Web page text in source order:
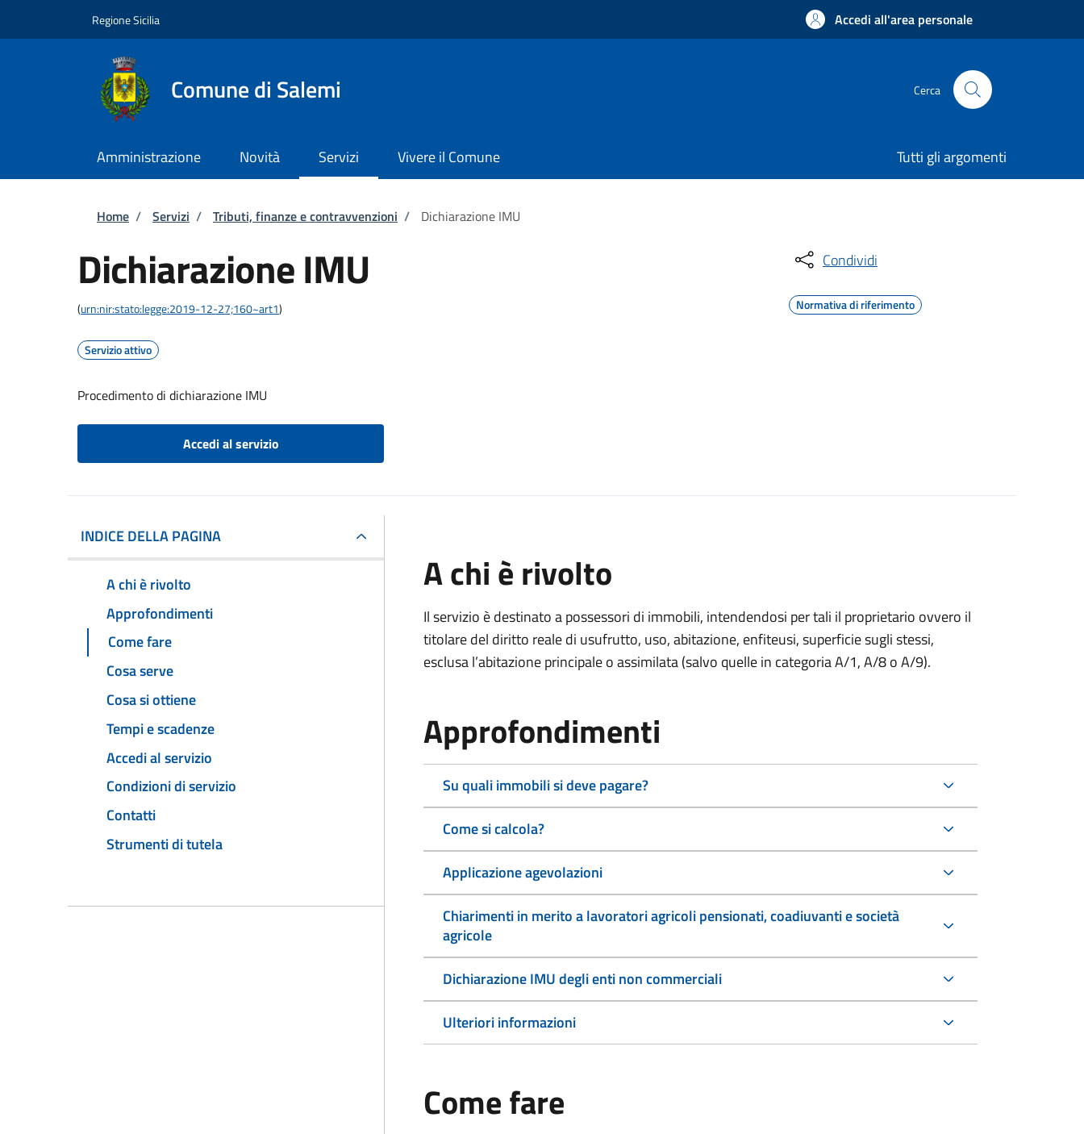
Regione Sicilia Accedi all'area personale
Comune di Salemi Cerca
Amministrazione Novità Servizi Vivere il Comune Tutti gli argomenti
Briciole di pane
Home / Servizi / Tributi, finanze e contravvenzioni / Dichiarazione IMU
Dichiarazione IMU
(urn:nir:stato:legge:2019-12-27;160~art1)
Servizio attivo
Procedimento di dichiarazione IMU
Accedi al servizio
Condividi
Normativa di riferimento
INDICE DELLA PAGINA
A chi è rivolto
Approfondimenti
Come fare
Cosa serve
Cosa si ottiene
Tempi e scadenze
Accedi al servizio
Condizioni di servizio
Contatti
Strumenti di tutela
A chi è rivolto
Il servizio è destinato apossessori di immobili, intendendosi per tali il proprietario ovvero il
titolare del diritto reale di usufrutto, uso, abitazione, enfiteusi, superficie sugli stessi,
esclusa l’abitazione principale o assimilata (salvo quelle in categoria A/1, A/8 o A/9).
Approfondimenti
Su quali immobili si deve pagare?
Come si calcola?
Applicazione agevolazioni
Chiarimenti in merito a lavoratori agricoli pensionati, coadiuvanti e società
agricole
Dichiarazione IMU degli enti non commerciali
Ulteriori informazioni
Come fare